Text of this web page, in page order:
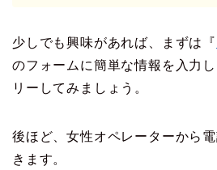
少しでも興味があれば、まずは『
のフォームに簡単な情報を入力
リーしてみましょう。
後ほど、女性オペレーターから
きます。